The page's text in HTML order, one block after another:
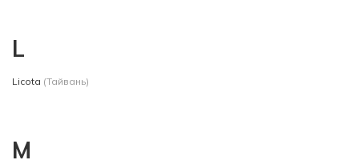
L
Licota (Тайвань)
M